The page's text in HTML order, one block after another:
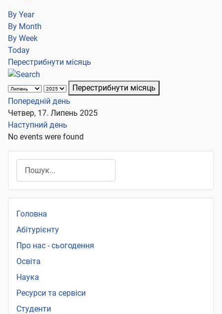
By Year
By Month
By Week
Today
Перестрибнути місяць
Перестрибнути місяць
Попередній день
Четвер, 17. Липень 2025
Наступний день
No events were found
Головна
Абітурієнту
Про нас - сьогодення
Освіта
Наука
Ресурси та сервіси
Студенти